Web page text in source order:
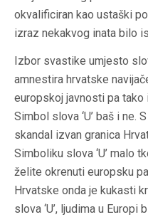
okvalificiran kao ustaški
izraz nekakvog inata bilo
Izbor svastike umjesto
amnestira hrvatske
europskoj javnosti pa tako
Simbol slova ‘U’ baš i
skandal izvan granica
Simboliku slova ‘U’ malo
želite okrenuti europsku
Hrvatske onda je kukasti
slova ‘U’, ljudima u